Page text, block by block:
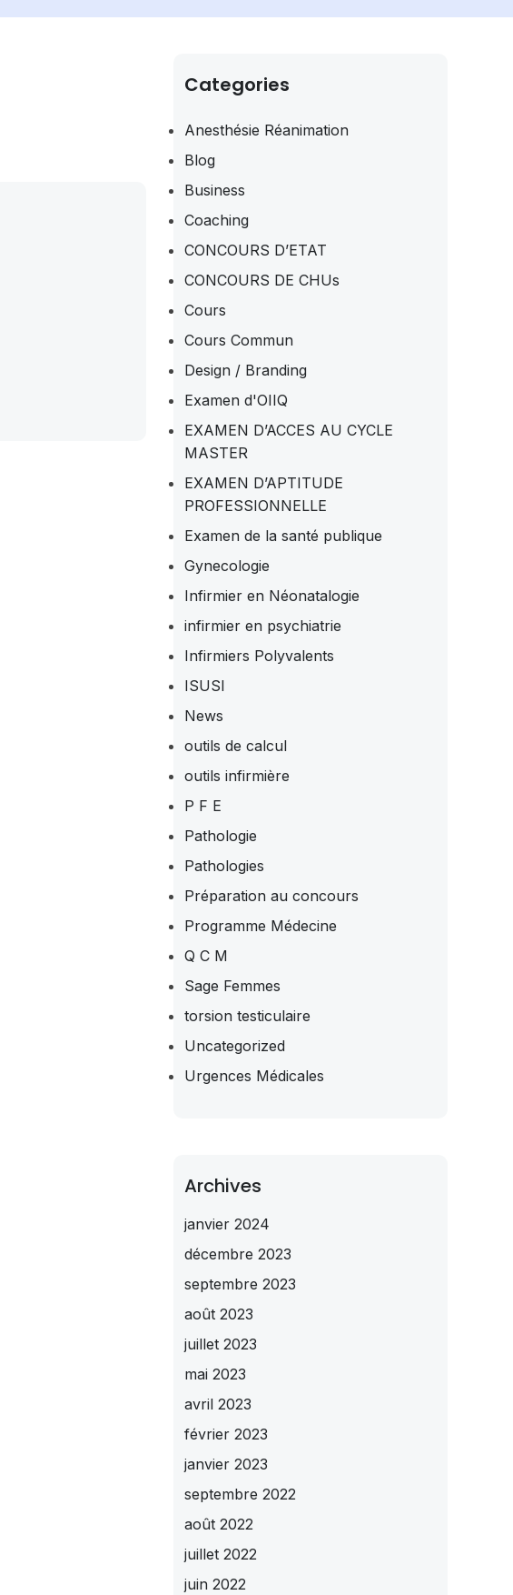
Categories
Anesthésie Réanimation
Blog
Business
Coaching
CONCOURS D’ETAT
CONCOURS DE CHUs
Cours
Cours Commun
Design / Branding
Examen d'OIIQ
EXAMEN D’ACCES AU CYCLE
MASTER
EXAMEN D’APTITUDE
PROFESSIONNELLE
Examen de la santé publique
Gynecologie
Infirmier en Néonatalogie
infirmier en psychiatrie
Infirmiers Polyvalents
ISUSI
News
outils de calcul
outils infirmière
P F E
Pathologie
Pathologies
Préparation au concours
Programme Médecine
Q C M
Sage Femmes
torsion testiculaire
Uncategorized
Urgences Médicales
Archives
janvier 2024
décembre 2023
septembre 2023
août 2023
juillet 2023
mai 2023
avril 2023
février 2023
janvier 2023
septembre 2022
août 2022
juillet 2022
juin 2022